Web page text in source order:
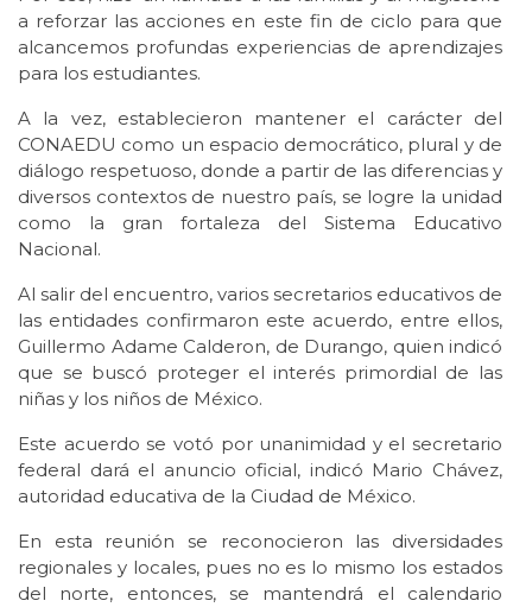
a reforzar las acciones en este fin de ciclo para que
alcancemos profundas experiencias de aprendizajes
para los estudiantes.
A la vez, establecieron mantener el carácter del
CONAEDU como un espacio democrático, plural y de
diálogo respetuoso, donde a partir de las diferencias y
diversos contextos de nuestro país, se logre la unidad
como la gran fortaleza del Sistema Educativo
Nacional.
Al salir del encuentro, varios secretarios educativos de
las entidades confirmaron este acuerdo, entre ellos,
Guillermo Adame Calderon, de Durango, quien indicó
que se buscó proteger el interés primordial de las
niñas y los niños de México.
Este acuerdo se votó por unanimidad y el secretario
federal dará el anuncio oficial, indicó Mario Chávez,
autoridad educativa de la Ciudad de México.
En esta reunión se reconocieron las diversidades
regionales y locales, pues no es lo mismo los estados
del norte, entonces, se mantendrá el calendario